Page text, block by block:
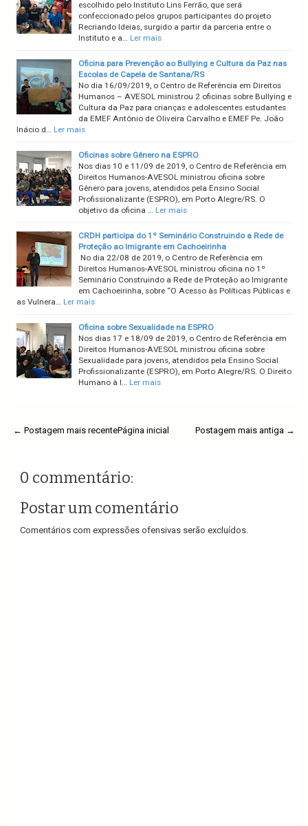
escolhido pelo Instituto Lins Ferrão, que será
confeccionado pelos grupos participantes do projeto
Recriando Ideias, surgido a partir da parceria entre o
Instituto e a… Ler mais
Oficina para Prevenção ao Bullying e Cultura da Paz nas
Escolas de Capela de Santana/RS
No dia 16/09/2019, o Centro de Referência em Direitos
Humanos – AVESOL ministrou 2 oficinas sobre Bullying e
Cultura da Paz para crianças e adolescentes estudantes
da EMEF Antônio de Oliveira Carvalho e EMEF Pe. João
Inácio d… Ler mais
Oficinas sobre Gênero na ESPRO
Nos dias 10 e 11/09 de 2019, o Centro de Referência em
Direitos Humanos-AVESOL ministrou oficina sobre
Gênero para jovens, atendidos pela Ensino Social
Profissionalizante (ESPRO), em Porto Alegre/RS. O
objetivo da oficina … Ler mais
CRDH participa do 1º Seminário Construindo a Rede de
Proteção ao Imigrante em Cachoeirinha
No dia 22/08 de 2019, o Centro de Referência em
Direitos Humanos-AVESOL ministrou oficina no 1º
Seminário Construindo a Rede de Proteção ao Imigrante
em Cachoeirinha, sobre “O Acesso às Políticas Públicas e
as Vulnera… Ler mais
Oficina sobre Sexualidade na ESPRO
Nos dias 17 e 18/09 de 2019, o Centro de Referência em
Direitos Humanos-AVESOL ministrou oficina sobre
Sexualidade para jovens, atendidos pela Ensino Social
Profissionalizante (ESPRO), em Porto Alegre/RS. O Direito
Humano à l… Ler mais
← Postagem mais recente Postagem mais antiga →
Página inicial
0 commentário:
Postar um comentário
Comentários com expressões ofensivas serão excluídos.